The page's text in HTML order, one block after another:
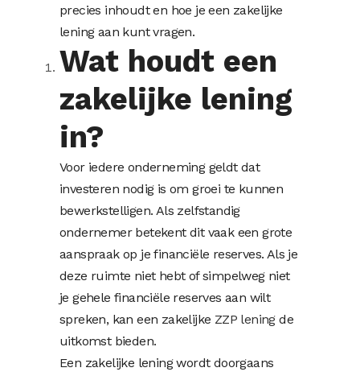
precies inhoudt en hoe je een zakelijke
lening aan kunt vragen.
Wat houdt een
zakelijke lening
in?
Voor iedere onderneming geldt dat
investeren nodig is om groei te kunnen
bewerkstelligen. Als zelfstandig
ondernemer betekent dit vaak een grote
aanspraak op je financiële reserves. Als je
deze ruimte niet hebt of simpelweg niet
je gehele financiële reserves aan wilt
spreken, kan een zakelijke ZZP leningde
uitkomst bieden.
Een zakelijke lening wordt doorgaans